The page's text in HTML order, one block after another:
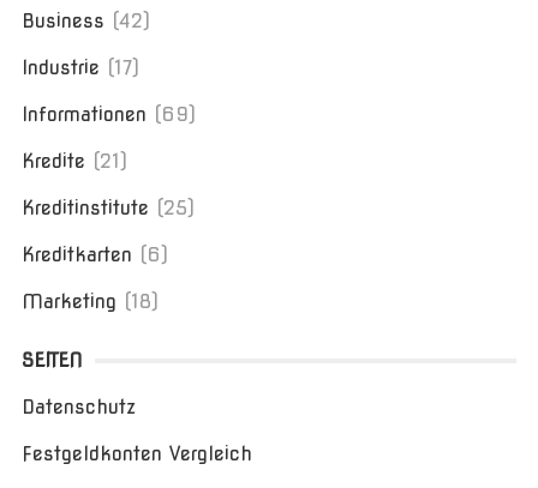
Business (42)
Industrie (17)
Informationen (69)
Kredite (21)
Kreditinstitute (25)
Kreditkarten (6)
Marketing (18)
SEITEN
Datenschutz
Festgeldkonten Vergleich